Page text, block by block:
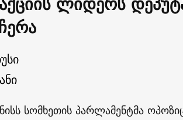
სომხეთის პარლამენტმა